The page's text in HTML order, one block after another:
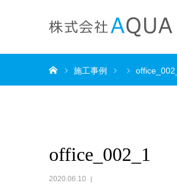
施工事例
office_002_1
2020.06.10